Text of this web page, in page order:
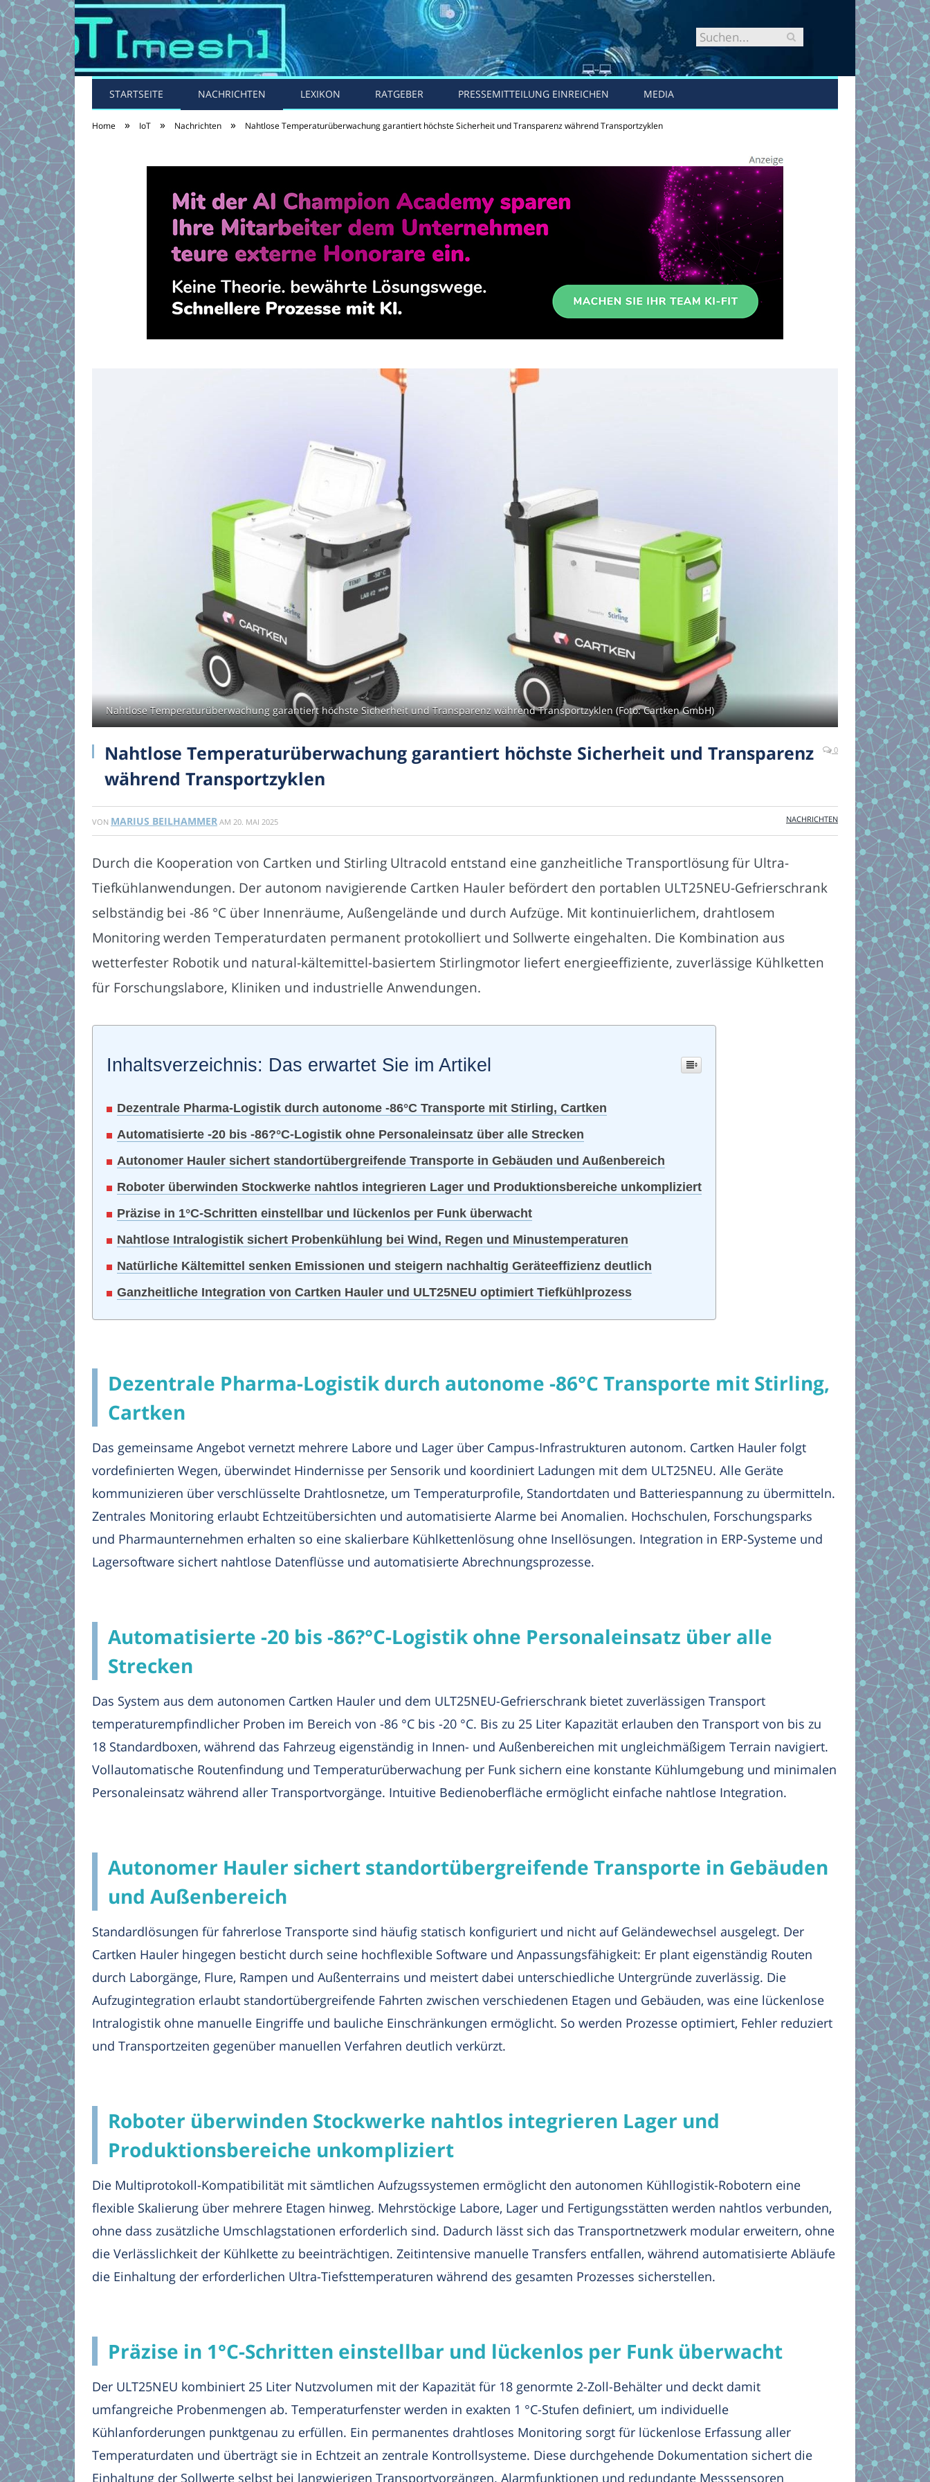
STARTSEITE NACHRICHTEN LEXIKON RATGEBER PRESSEMITTEILUNG EINREICHEN MEDIA
Home » IoT » Nachrichten » Nahtlose Temperaturüberwachung garantiert höchste Sicherheit und Transparenz während Transportzyklen
Nahtlose Temperaturüberwachung garantiert höchste Sicherheit und Transparenz während Transportzyklen (Foto: Cartken GmbH)
Nahtlose Temperaturüberwachung garantiert höchste Sicherheit und Transparenz
während Transportzyklen
0
VON MARIUS BEILHAMMER AM 20. MAI 2025 NACHRICHTEN
Durch die Kooperation von Cartken und Stirling Ultracold entstand eine ganzheitliche Transportlösung für Ultra-
Tiefkühlanwendungen. Der autonom navigierende Cartken Hauler befördert den portablen ULT25NEU-Gefrierschrank
selbständig bei -86 °C über Innenräume, Außengelände und durch Aufzüge. Mit kontinuierlichem, drahtlosem
Monitoring werden Temperaturdaten permanent protokolliert und Sollwerte eingehalten. Die Kombination aus
wetterfester Robotik und natural-kältemittel-basiertem Stirlingmotor liefert energieeffiziente, zuverlässige Kühlketten
für Forschungslabore, Kliniken und industrielle Anwendungen.
Inhaltsverzeichnis: Das erwartet Sie im Artikel
Dezentrale Pharma-Logistik durch autonome -86°C Transporte mit Stirling, Cartken
Automatisierte -20 bis -86?°C-Logistik ohne Personaleinsatz über alle Strecken
Autonomer Hauler sichert standortübergreifende Transporte in Gebäuden und Außenbereich
Roboter überwinden Stockwerke nahtlos integrieren Lager und Produktionsbereiche unkompliziert
Präzise in 1°C-Schritten einstellbar und lückenlos per Funk überwacht
Nahtlose Intralogistik sichert Probenkühlung bei Wind, Regen und Minustemperaturen
Natürliche Kältemittel senken Emissionen und steigern nachhaltig Geräteeffizienz deutlich
Ganzheitliche Integration von Cartken Hauler und ULT25NEU optimiert Tiefkühlprozess
Dezentrale Pharma-Logistik durch autonome -86°C Transporte mit Stirling,
Cartken
Das gemeinsame Angebot vernetzt mehrere Labore und Lager über Campus-Infrastrukturen autonom. Cartken Hauler folgt
vordefinierten Wegen, überwindet Hindernisse per Sensorik und koordiniert Ladungen mit dem ULT25NEU. Alle Geräte
kommunizieren über verschlüsselte Drahtlosnetze, um Temperaturprofile, Standortdaten und Batteriespannung zu übermitteln.
Zentrales Monitoring erlaubt Echtzeitübersichten und automatisierte Alarme bei Anomalien. Hochschulen, Forschungsparks
und Pharmaunternehmen erhalten so eine skalierbare Kühlkettenlösung ohne Insellösungen. Integration in ERP-Systeme und
Lagersoftware sichert nahtlose Datenflüsse und automatisierte Abrechnungsprozesse.
Automatisierte -20 bis -86?°C-Logistik ohne Personaleinsatz über alle
Strecken
Das System aus dem autonomen Cartken Hauler und dem ULT25NEU-Gefrierschrank bietet zuverlässigen Transport
temperaturempfindlicher Proben im Bereich von -86 °C bis -20 °C. Bis zu 25 Liter Kapazität erlauben den Transport von bis zu
18 Standardboxen, während das Fahrzeug eigenständig in Innen- und Außenbereichen mit ungleichmäßigem Terrain navigiert.
Vollautomatische Routenfindung und Temperaturüberwachung per Funk sichern eine konstante Kühlumgebung und minimalen
Personaleinsatz während aller Transportvorgänge. Intuitive Bedienoberfläche ermöglicht einfache nahtlose Integration.
Autonomer Hauler sichert standortübergreifende Transporte in Gebäuden
und Außenbereich
Standardlösungen für fahrerlose Transporte sind häufig statisch konfiguriert und nicht auf Geländewechsel ausgelegt. Der
Cartken Hauler hingegen besticht durch seine hochflexible Software und Anpassungsfähigkeit: Er plant eigenständig Routen
durch Laborgänge, Flure, Rampen und Außenterrains und meistert dabei unterschiedliche Untergründe zuverlässig. Die
Aufzugintegration erlaubt standortübergreifende Fahrten zwischen verschiedenen Etagen und Gebäuden, was eine lückenlose
Intralogistik ohne manuelle Eingriffe und bauliche Einschränkungen ermöglicht. So werden Prozesse optimiert, Fehler reduziert
und Transportzeiten gegenüber manuellen Verfahren deutlich verkürzt.
Roboter überwinden Stockwerke nahtlos integrieren Lager und
Produktionsbereiche unkompliziert
Die Multiprotokoll-Kompatibilität mit sämtlichen Aufzugssystemen ermöglicht den autonomen Kühllogistik-Robotern eine
flexible Skalierung über mehrere Etagen hinweg. Mehrstöckige Labore, Lager und Fertigungsstätten werden nahtlos verbunden,
ohne dass zusätzliche Umschlagstationen erforderlich sind. Dadurch lässt sich das Transportnetzwerk modular erweitern, ohne
die Verlässlichkeit der Kühlkette zu beeinträchtigen. Zeitintensive manuelle Transfers entfallen, während automatisierte Abläufe
die Einhaltung der erforderlichen Ultra-Tiefsttemperaturen während des gesamten Prozesses sicherstellen.
Präzise in 1°C-Schritten einstellbar und lückenlos per Funk überwacht
Der ULT25NEU kombiniert 25 Liter Nutzvolumen mit der Kapazität für 18 genormte 2-Zoll-Behälter und deckt damit
umfangreiche Probenmengen ab. Temperaturfenster werden in exakten 1 °C-Stufen definiert, um individuelle
Kühlanforderungen punktgenau zu erfüllen. Ein permanentes drahtloses Monitoring sorgt für lückenlose Erfassung aller
Temperaturdaten und überträgt sie in Echtzeit an zentrale Kontrollsysteme. Diese durchgehende Dokumentation sichert die
Einhaltung der Sollwerte selbst bei langwierigen Transportvorgängen. Alarmfunktionen und redundante Messsensoren